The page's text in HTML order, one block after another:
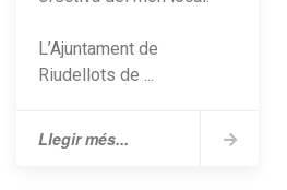
L’Ajuntament de
Riudellots de ...
Llegir més...